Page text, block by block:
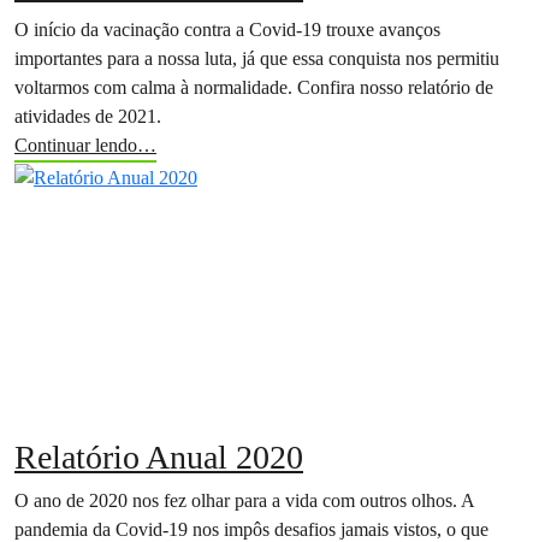
O início da vacinação contra a Covid-19 trouxe avanços
importantes para a nossa luta, já que essa conquista nos permitiu
voltarmos com calma à normalidade. Confira nosso relatório de
atividades de 2021.
Continuar lendo…
Relatório Anual 2020
O ano de 2020 nos fez olhar para a vida com outros olhos. A
pandemia da Covid-19 nos impôs desafios jamais vistos, o que